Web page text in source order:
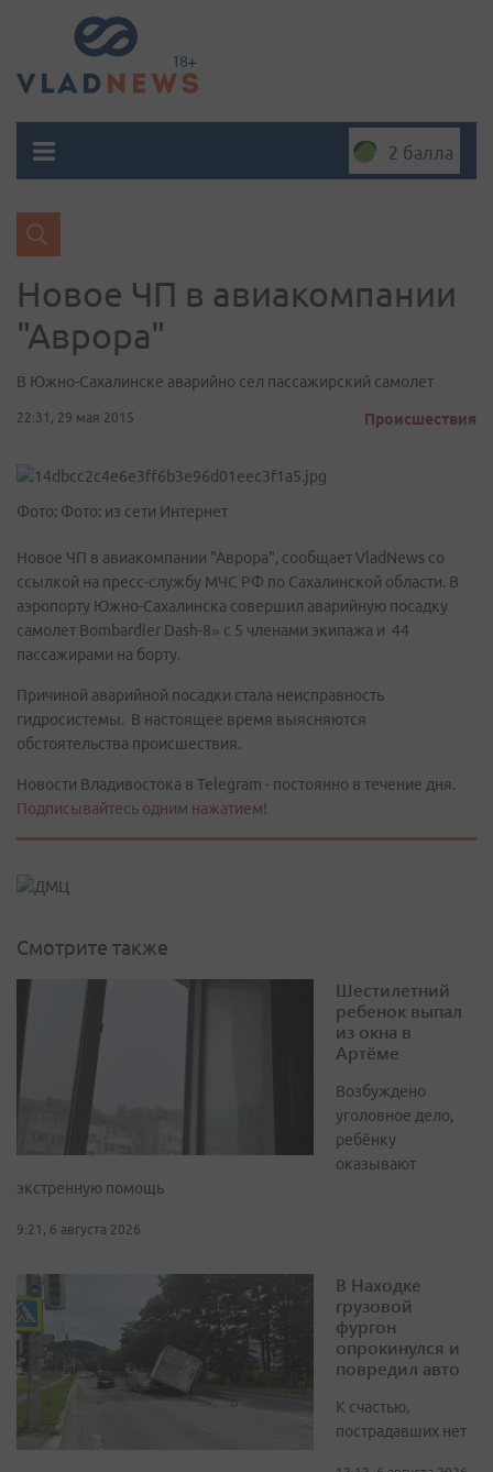
2 балла
Новое ЧП в авиакомпании
"Аврора"
В Южно-Сахалинске аварийно сел пассажирский самолет
22:31, 29 мая 2015 Происшествия
Фото: Фото: из сети Интернет
Новое ЧП в авиакомпании "Аврора", сообщает VladNews со
ссылкой на пресс-службу МЧС РФ по Сахалинской области. В
аэропорту Южно-Сахалинска совершил аварийную посадку
самолет Bombardier Dash-8» с 5 членами экипажа и 44
пассажирами на борту.
Причиной аварийной посадки стала неисправность
гидросистемы. В настоящее время выясняются
обстоятельства происшествия.
Новости Владивостока в Telegram - постоянно в течение дня.
Подписывайтесь одним нажатием!
Смотрите также
Шестилетний
ребенок выпал
из окна в
Артёме
Возбуждено
уголовное дело,
ребёнку
оказывают
экстренную помощь
9:21, 6 августа 2026
В Находке
грузовой
фургон
опрокинулся и
повредил авто
К счастью,
пострадавших нет